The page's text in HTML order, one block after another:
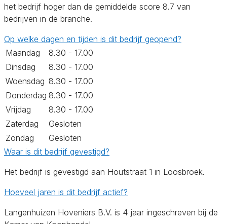
het bedrijf hoger dan de gemiddelde score 8.7 van
bedrijven in de branche.
Op welke dagen en tijden is dit bedrijf geopend?
Maandag
8.30 - 17.00
Dinsdag
8.30 - 17.00
Woensdag 8.30 - 17.00
Donderdag 8.30 - 17.00
Vrijdag
8.30 - 17.00
Zaterdag
Gesloten
Zondag
Gesloten
Waar is dit bedrijf gevestigd?
Het bedrijf is gevestigd aan Houtstraat 1 in Loosbroek.
Hoeveel jaren is dit bedrijf actief?
Langenhuizen Hoveniers B.V. is 4 jaar ingeschreven bij de